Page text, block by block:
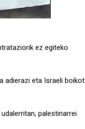
ez egiteko
adierazi eta Israeli boikot
palestinarrei